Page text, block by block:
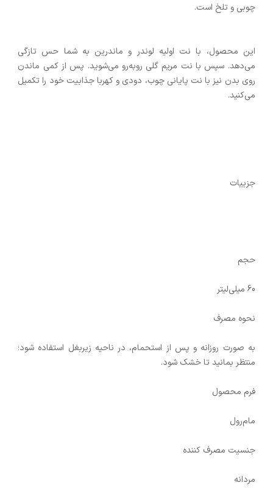
چوبی و تلخ است.
این محصول، با نت اولیه لوندر و ماندرین به شما حس تازگی
می‌دهد. سپس با نت مریم گلی روبه‌رو می‌شوید. پس از کمی ماندن
روی بدن نیز با نت پایانی چوب، دودی و کهربا جذابیت خود را تکمیل
می‌کنید.
جزییات
حجم
60 میلی‌لیتر
نحوه‌ مصرف
به صورت روزانه و پس از استحمام، در ناحیه زیربغل استفاده شود؛
منتظر بمانید تا خشک شود.
فرم محصول
مام‌رول
جنسیت مصرف کننده
مردانه